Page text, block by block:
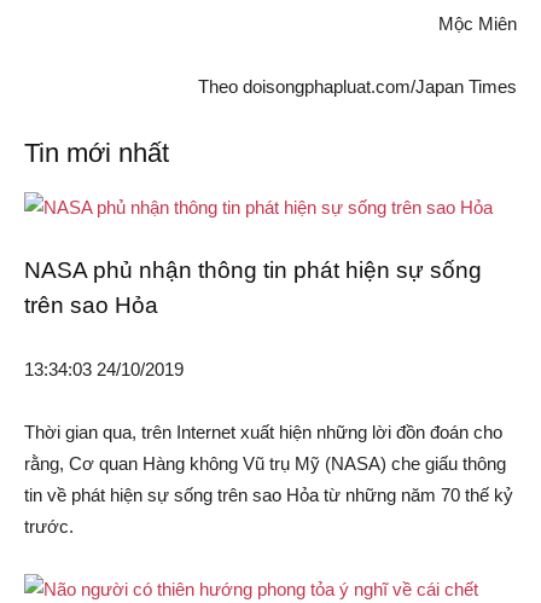
Mộc Miên
Theo doisongphapluat.com/Japan Times
Tin mới nhất
NASA phủ nhận thông tin phát hiện sự sống
trên sao Hỏa
13:34:03 24/10/2019
Thời gian qua, trên Internet xuất hiện những lời đồn đoán cho
rằng, Cơ quan Hàng không Vũ trụ Mỹ (NASA) che giấu thông
tin về phát hiện sự sống trên sao Hỏa từ những năm 70 thế kỷ
trước.